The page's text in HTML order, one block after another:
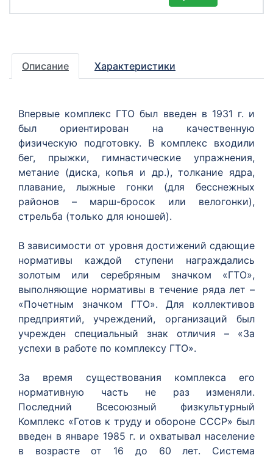
Описание Характеристики
Впервые комплекс ГТО был введен в 1931 г. и
был ориентирован на качественную
физическую подготовку. В комплекс входили
бег, прыжки, гимнастические упражнения,
метание (диска, копья и др.), толкание ядра,
плавание, лыжные гонки (для бесснежных
районов – марш-бросок или велогонки),
стрельба (только для юношей).
В зависимости от уровня достижений сдающие
нормативы каждой ступени награждались
золотым или серебряным значком «ГТО»,
выполняющие нормативы в течение ряда лет –
«Почетным значком ГТО». Для коллективов
предприятий, учреждений, организаций был
учрежден специальный знак отличия – «За
успехи в работе по комплексу ГТО».
За время существования комплекса его
нормативную часть не раз изменяли.
Последний Всесоюзный физкультурный
Комплекс «Готов к труду и обороне СССР» был
введен в январе 1985 г. и охватывал население
в возрасте от 16 до 60 лет. Система